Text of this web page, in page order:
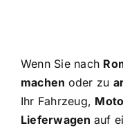
Wenn Sie nach
machen oder zu
Ihr Fahrzeug,
Lieferwagen auf